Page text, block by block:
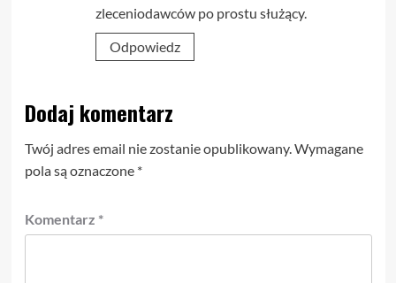
zleceniodawców po prostu służący.
Odpowiedz
Dodaj komentarz
Twój adres email nie zostanie opublikowany.Wymagane
pola są oznaczone *
Komentarz *